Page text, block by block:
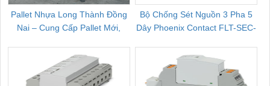
Pallet Nhựa Long Thành Đồng
Nai – Cung Cấp Pallet Mới,
Bộ Chống Sét Nguồn 3 Pha 5
Dây Phoenix Contact FLT-SEC-